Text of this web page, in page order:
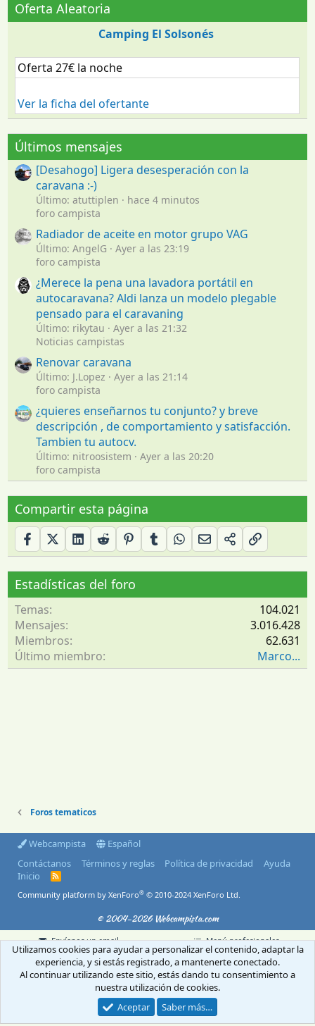
Oferta Aleatoria
Camping El Solsonés
Oferta 27€ la noche
Ver la ficha del ofertante
Últimos mensajes
[Desahogo] Ligera desesperación con la
caravana :-)
Último: atuttiplen
hace 4 minutos
foro campista
Radiador de aceite en motor grupo VAG
Último: AngelG
Ayer a las 23:19
foro campista
¿Merece la pena una lavadora portátil en
autocaravana? Aldi lanza un modelo plegable
pensado para el caravaning
Último: rikytau
Ayer a las 21:32
Noticias campistas
Renovar caravana
Último: J.Lopez
Ayer a las 21:14
foro campista
¿quieres enseñarnos tu conjunto? y breve
descripción , de comportamiento y satisfacción.
Tambien tu autocv.
Último: nitroosistem
Ayer a las 20:20
foro campista
Compartir esta página
Estadísticas del foro
Temas
104.021
Mensajes
3.016.428
Miembros
62.631
Último miembro
Marco...
Foros tematicos
Webcampista
Español
Contáctanos
Términos y reglas Política de privacidad
Ayuda
Inicio
R
S
Community platform by XenForo® © 2010-2024 XenForo Ltd.
© 2004-2026 Webcampista.com
Envíanos un email
Aviso Legal
Política de privacidad
Menú profesionales
Política de cookies
Utilizamos cookies para ayudar a personalizar el contenido, adaptar la
experiencia, y si estás registrado, a mantenerte conectado.
Al continuar utilizando este sitio, estás dando tu consentimiento a
nuestra utilización de cookies.
Aceptar
Saber más…